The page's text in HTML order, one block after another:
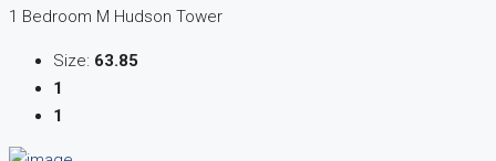
1 Bedroom M Hudson Tower
Size: 63.85
1
1